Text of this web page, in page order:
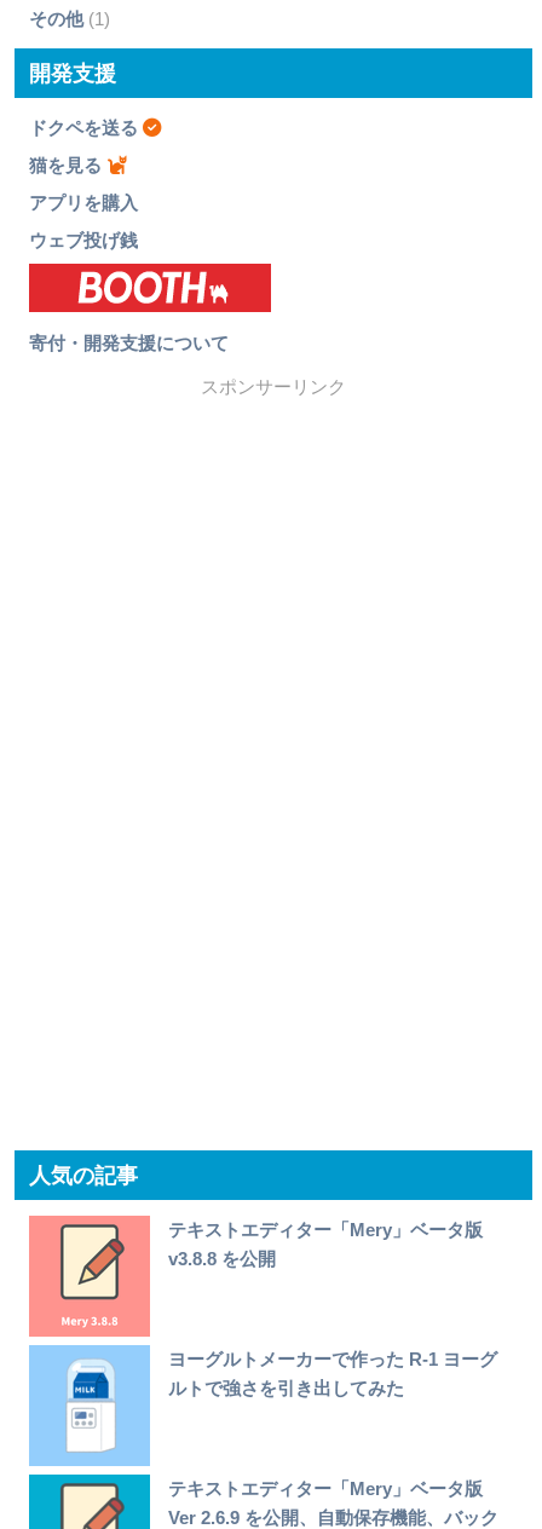
その他(1)
開発支援
ドクペを送る
猫を見る
アプリを購入
ウェブ投げ銭
寄付・開発支援について
スポンサーリンク
人気の記事
テキストエディター「Mery」ベータ版
v3.8.8 を公開
ヨーグルトメーカーで作った R-1 ヨーグ
ルトで強さを引き出してみた
テキストエディター「Mery」ベータ版
Ver 2.6.9 を公開、自動保存機能、バック